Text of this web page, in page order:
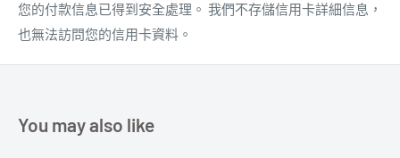
您的付款信息已得到安全處理。 我們不存儲信用卡詳細信息，
也無法訪問您的信用卡資料。
You may also like